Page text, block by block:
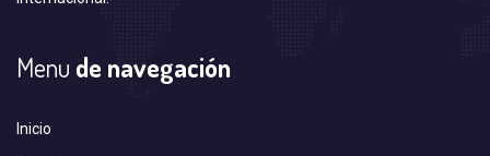
Menu de navegación
Inicio